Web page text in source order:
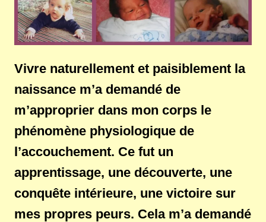
Vivre naturellement et paisiblement la
naissance m’a demandé de
m’approprier dans mon corps le
phénomène physiologique de
l’accouchement. Ce fut un
apprentissage, une découverte, une
conquête intérieure, une victoire sur
mes propres peurs. Cela m’a demandé